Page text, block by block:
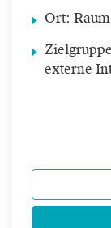
Ort:
externe